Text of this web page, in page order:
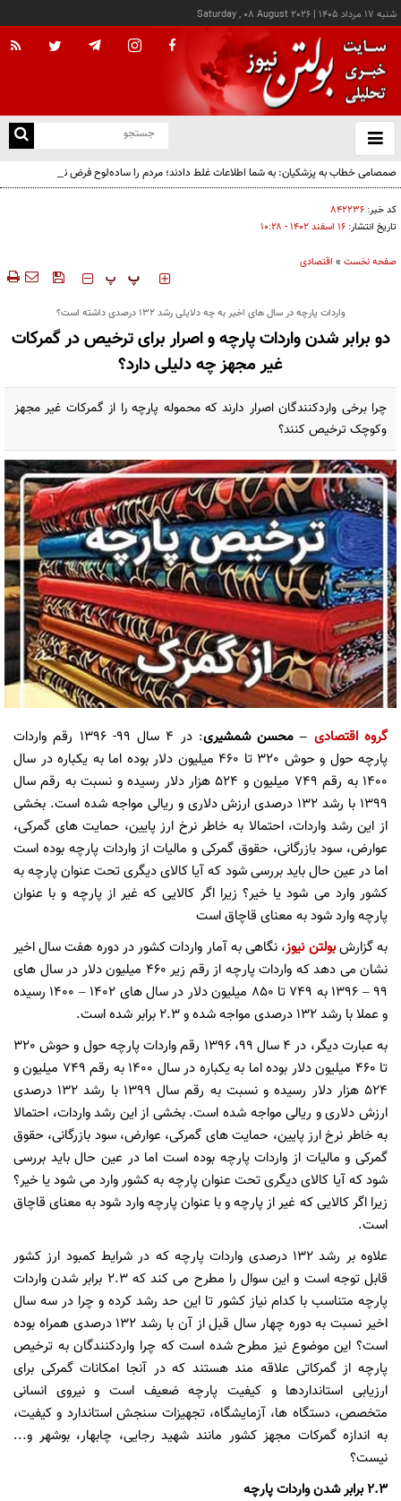
شنبه ۱۷ مرداد ۱۴۰۵ |
Saturday , 08 August 2026
باز
و
صمصامی خطاب به پزشکیان: به شما اطلاعات غلط دادند؛ مردم را ساده‌لوح فرض نکنید!
کد خبر: ۸۴۲۲۳۶
تاریخ انتشار: ۱۶ اسفند ۱۴۰۲ - ۱۰:۲۸
صفحه نخست » اقتصادی
‍‍‍ پ پ
واردات پارچه در سال های اخیر به چه دلایلی رشد 132 درصدی داشته است؟
دو برابر شدن واردات پارچه و اصرار برای ترخیص در گمرکات
غیر مجهز چه دلیلی دارد؟
چرا برخی واردکنندگان اصرار دارند که محموله پارچه را از گمرکات غیر مجهز
وکوچک ترخیص کنند؟
گروه اقتصادی – محسن شمشیری
: در 4 سال 99- 1396 رقم واردات
پارچه حول و حوش 320 تا 460 میلیون دلار بوده اما به یکباره در سال
1400 به رقم 749 میلیون و 524 هزار دلار رسیده و نسبت به رقم سال
1399 با رشد 132 درصدی ارزش دلاری و ریالی مواجه شده است. بخشی
از این رشد واردات، احتمالا به خاطر نرخ ارز پایین، حمایت های گمرکی،
عوارض، سود بازرگانی، حقوق گمرکی و مالیات از واردات پارچه بوده است
اما در عین حال باید بررسی شود که آیا کالای دیگری تحت عنوان پارچه به
کشور وارد می شود یا خیر؟ زیرا اگر کالایی که غیر از پارچه و با عنوان
پارچه وارد شود به معنای قاچاق است
به گزارشبولتن نیوز، نگاهی به آمار واردات کشور در دوره هفت سال اخیر
نشان می دهد که واردات پارچه از رقم زیر 460 میلیون دلار در سال های
99 – 1396 به 749 تا 850 میلیون دلار در سال های 1402 – 1400 رسیده
و عملا با رشد 132 درصدی مواجه شده و 2.3 برابر شده است.
به عبارت دیگر، در 4 سال 99، 1396 رقم واردات پارچه حول و حوش 320
تا 460 میلیون دلار بوده اما به یکباره در سال 1400 به رقم 749 میلیون و
524 هزار دلار رسیده و نسبت به رقم سال 1399 با رشد 132 درصدی
ارزش دلاری و ریالی مواجه شده است. بخشی از این رشد واردات، احتمالا
به خاطر نرخ ارز پایین، حمایت های گمرکی، عوارض، سود بازرگانی، حقوق
گمرکی و مالیات از واردات پارچه بوده است اما در عین حال باید بررسی
شود که آیا کالای دیگری تحت عنوان پارچه به کشور وارد می شود یا خیر؟
زیرا اگر کالایی که غیر از پارچه و با عنوان پارچه وارد شود به معنای قاچاق
است.
علاوه بر رشد 132 درصدی واردات پارچه که در شرایط کمبود ارز کشور
قابل توجه است و این سوال را مطرح می کند که 2.3 برابر شدن واردات
پارچه متناسب با کدام نیاز کشور تا این حد رشد کرده و چرا در سه سال
اخیر نسبت به دوره چهار سال قبل از آن با رشد 132 درصدی همراه بوده
است؟ این موضوع نیز مطرح شده است که چرا واردکنندگان به ترخیص
پارچه از گمرکاتی علاقه مند هستند که در آنجا امکانات گمرکی برای
ارزیابی استانداردها و کیفیت پارچه ضعیف است و نیروی انسانی
متخصص، دستگاه ها، آزمایشگاه، تجهیزات سنجش استاندارد و کیفیت،
به اندازه گمرکات مجهز کشور مانند شهید رجایی، چابهار، بوشهر و...
نیست؟
2.3 برابر شدن واردات پارچه